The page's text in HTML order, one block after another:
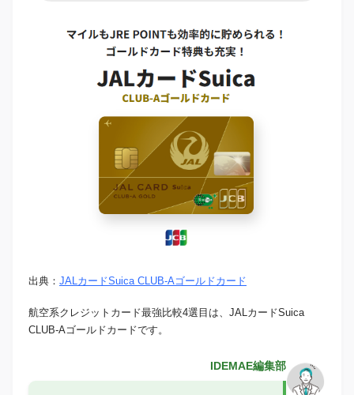
出典： JALカードSuica CLUB-Aゴールドカード
航空系クレジットカード最強比較4選目は、JALカードSuica
CLUB-Aゴールドカードです。
IDEMAE編集部